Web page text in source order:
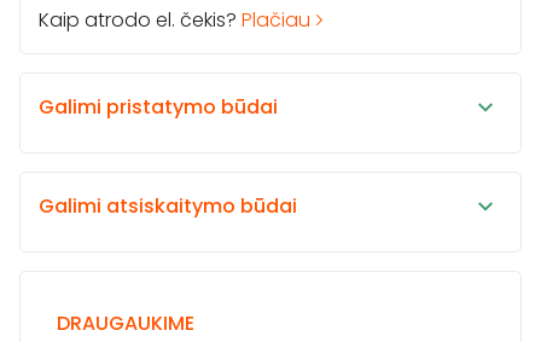
Kaip atrodo el. čekis? Plačiau
Galimi pristatymo būdai
Galimi atsiskaitymo būdai
DRAUGAUKIME